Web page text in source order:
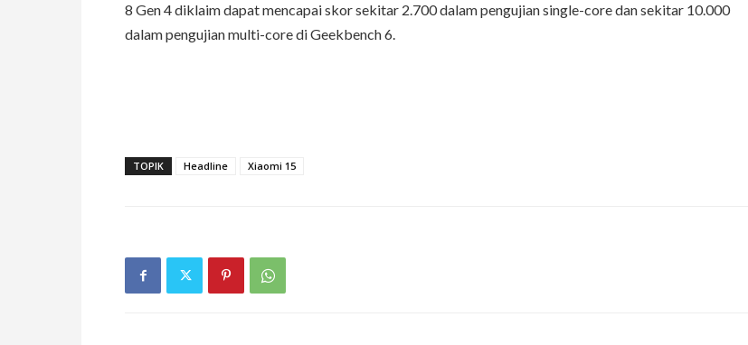
8 Gen 4 diklaim dapat mencapai skor sekitar 2.700 dalam pengujian single-core dan sekitar 10.000
dalam pengujian multi-core di Geekbench 6.
TOPIK Headline Xiaomi 15